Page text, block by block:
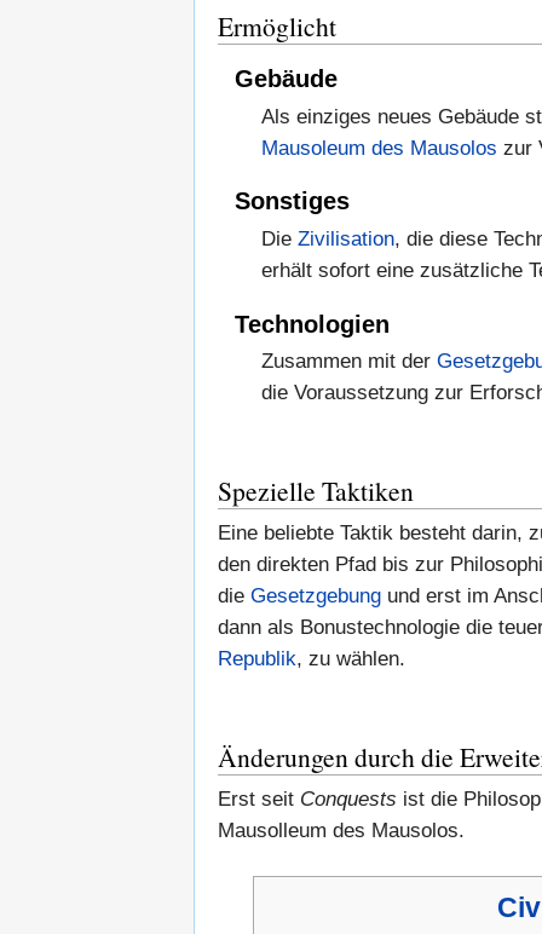
Ermöglicht
Gebäude
Als einziges neues Gebäude
Mausoleum des Mausolos zur
Sonstiges
DieZivilisation, die diese
erhält sofort eine zusätzliche
Technologien
Zusammen mit der
die Voraussetzung zur
Spezielle Taktiken
Eine beliebte Taktik besteht darin,
den direkten Pfad bis zur
die Gesetzgebung und erst im
dann als Bonustechnologie die
Republik, zu wählen.
Änderungen durch die
Erst seit Conquests ist die
Mausolleum des Mausolos.